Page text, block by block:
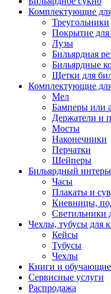
Комплектующие
Треугольники
Покрытие для
Лузы
Бильярдная
Бильярдные
Щетки для
Комплектующие
Мел
Бамперы или
Держатели и
Мосты
Наконечники
Перчатки
Шейперы
Бильярдный
Часы
Плакаты и
Киевницы,
Светильники
Чехлы, тубусы для
Кейсы
Тубусы
Чехлы
Книги и
Сервисные услуги
Распродажа